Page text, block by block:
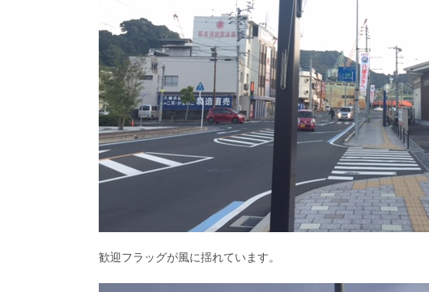
歓迎フラッグが風に揺れています。